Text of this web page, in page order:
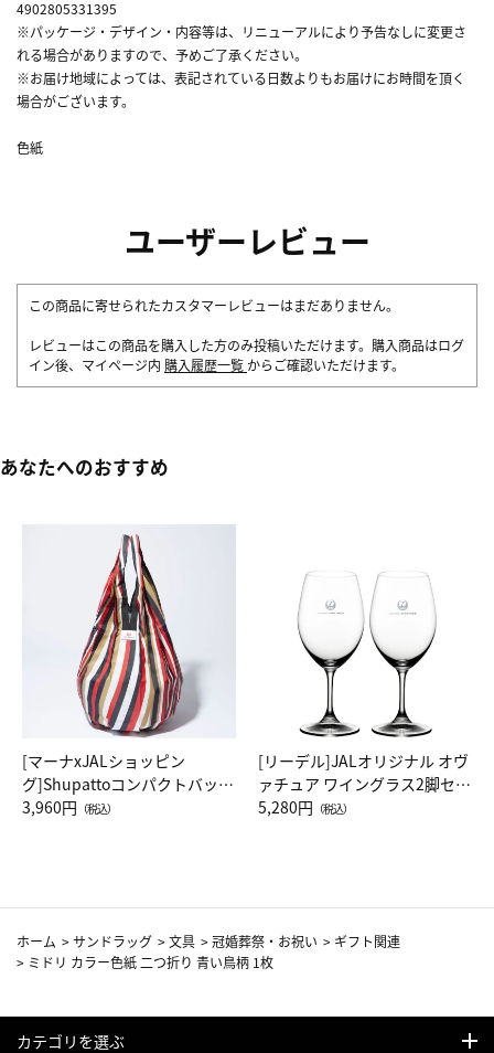
4902805331395
※パッケージ・デザイン・内容等は、リニューアルにより予告なしに変更さ
れる場合がありますので、予めご了承ください。
※お届け地域によっては、表記されている日数よりもお届けにお時間を頂く
場合がございます。
色紙
ユーザーレビュー
この商品に寄せられたカスタマーレビューはまだありません。
レビューはこの商品を購入した方のみ投稿いただけます。購入商品はログ
イン後、マイページ内 購入履歴一覧 からご確認いただけます。
あなたへのおすすめ
[マーナxJALショッピン
グ]Shupattoコンパクトバッグ
Drop JAL客室乗務員（LC）ス
3,960円 （税込）
[リーデル]JALオリジナル オヴ
ァチュア ワイングラス2脚セッ
ト（レッドワイン）
5,280円 （税込）
ホーム >サンドラッグ >文具 >冠婚葬祭・お祝い > ギフト関連
> ミドリ カラー色紙 二つ折り 青い鳥柄 1枚
カテゴリを選ぶ